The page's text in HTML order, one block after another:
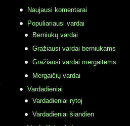
Naujausi komentarai
Populiariausi vardai
Berniukų vardai
Gražiausi vardai berniukams
Gražiausi vardai mergaitėms
Mergaičių vardai
Vardadieniai
Vardadieniai rytoj
Vardadieniai šiandien